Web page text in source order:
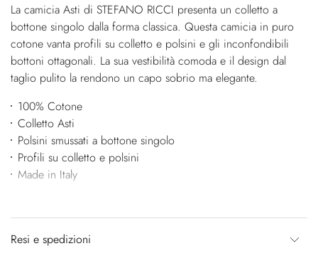
La camicia Asti di STEFANO RICCI presenta un colletto a
bottone singolo dalla forma classica. Questa camicia in puro
cotone vanta profili su colletto e polsini e gli inconfondibili
bottoni ottagonali. La sua vestibilità comoda e il design dal
taglio pulito la rendono un capo sobrio ma elegante.
100% Cotone
Colletto Asti
Polsini smussati a bottone singolo
Profili su colletto e polsini
Made in Italy
Resi e spedizioni